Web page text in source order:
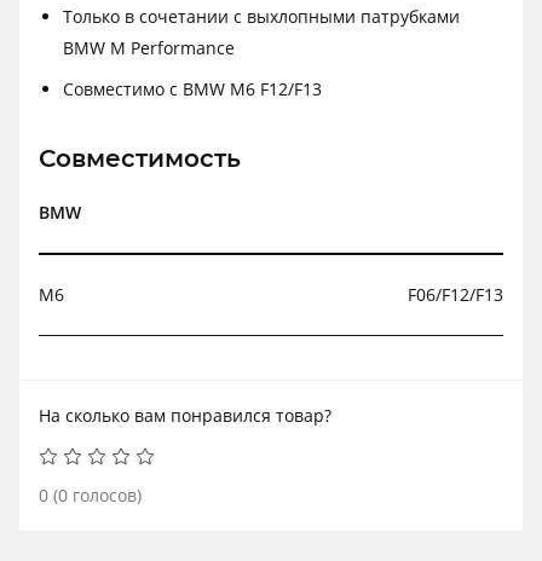
Только в сочетании с выхлопными патрубками
BMW M Performance
Совместимо с BMW M6 F12/F13
Совместимость
BMW
М6 F06/F12/F13
На сколько вам понравился товар?
0 (0 голосов)